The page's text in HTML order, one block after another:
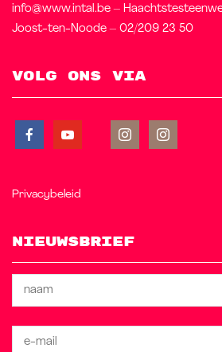
info@www.intal.be –
Joost-ten-Noode – 02/209 23 50
Volg ons via
Privacybeleid
Nieuwsbrief